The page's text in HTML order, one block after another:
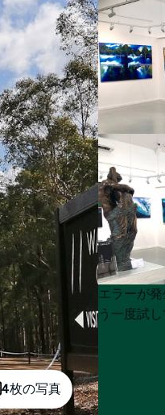
4枚の写真
Product
List
Product
List
エラーが
う一度試